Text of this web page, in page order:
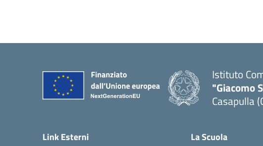
Istituto
"Giacomo
Casapulla
Link Esterni La Scuola